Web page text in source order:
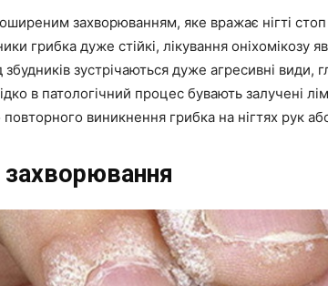
захворюванням, яке вражає нігті стоп
грибка дуже стійкі, лікування оніхомікозу
зустрічаються дуже агресивні види,
в патологічний процес бувають залучені
виникнення грибка на нігтях рук
захворювання